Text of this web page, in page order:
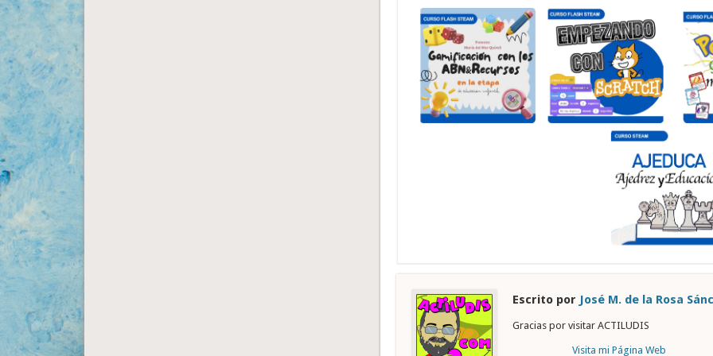
Escrito por José M. de la Rosa
Gracias por visitar ACTILUDIS
Visita mi Página Web